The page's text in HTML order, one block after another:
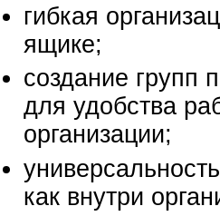
гибкая
ящике;
создание групп
для удобства
организации;
как внутри